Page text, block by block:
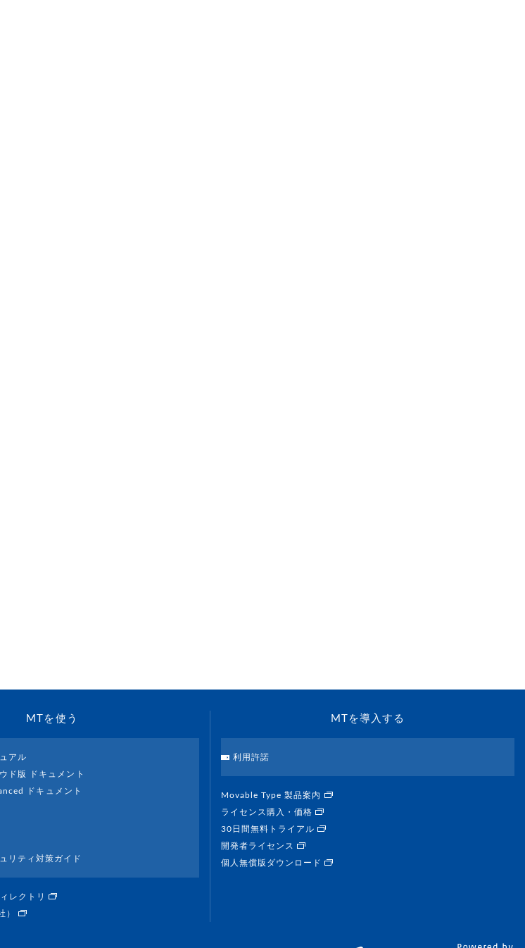
MTを使う
アル
ド版 ドキュメント
ドキュメント
リティ対策ガイド
レクトリ
）
MTを導入する
利用許諾
Movable Type 製品案内
ライセンス購入・価格
30日間無料トライアル
開発者ライセンス
個人無償版ダウンロード